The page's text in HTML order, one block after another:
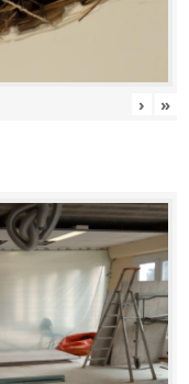
› »